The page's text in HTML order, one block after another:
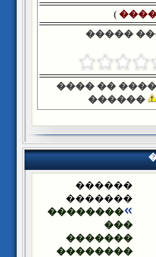
)
�����
���� �� ����
������
������
�������
��������
���
�������
��������